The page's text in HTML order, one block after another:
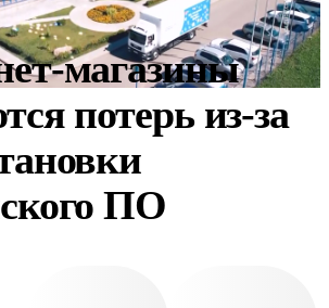
магазины
потерь из-за
ПО